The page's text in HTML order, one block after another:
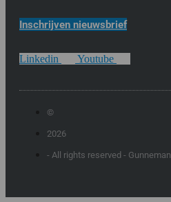
Inschrijven nieuwsbrief
Linkedin Youtube
©
2026
- All rights reserved - Gunneman